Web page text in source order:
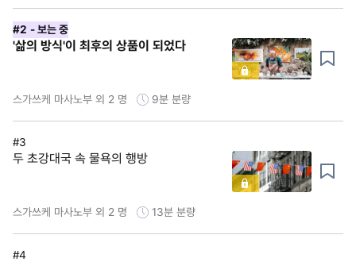
#2 - 보는 중
'삶의 방식'이 최후의 상품이 되었다
스가쓰케 마사노부 외 2 명 9분 분량
#3
두 초강대국 속 물욕의 행방
스가쓰케 마사노부 외 2 명 13분 분량
#4